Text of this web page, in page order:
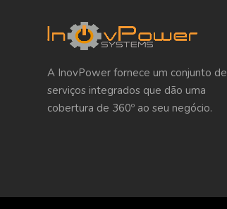
A InovPower fornece um conjunto de
serviços integrados que dão uma
cobertura de 360º ao seu negócio.